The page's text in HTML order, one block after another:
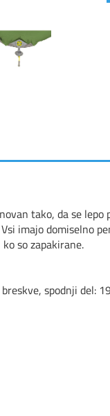
tako, da se
imajo domiselno
so zapakirane.
spodnji del: